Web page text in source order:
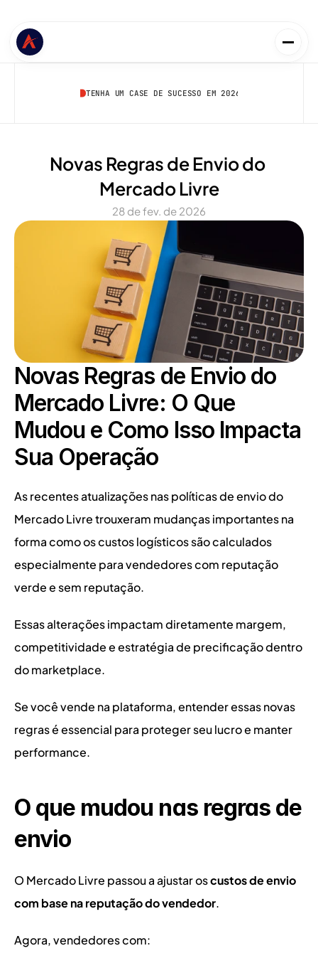
TENHA UM CASE DE SUCESSO EM 2026
Novas Regras de Envio do
Mercado Livre
28 de fev. de 2026
Novas Regras de Envio do
Mercado Livre: O Que
Mudou e Como Isso Impacta
Sua Operação
As recentes atualizações nas políticas de envio do
Mercado Livre trouxeram mudanças importantes na
forma como os custos logísticos são calculados
especialmente para vendedores com reputação
verde e sem reputação.
Essas alterações impactam diretamente margem,
competitividade e estratégia de precificação dentro
do marketplace.
Se você vende na plataforma, entender essas novas
regras é essencial para proteger seu lucro e manter
performance.
O que mudou nas regras de
envio
O Mercado Livre passou a ajustar os custos de envio
com base na reputação do vendedor.
Agora, vendedores com: